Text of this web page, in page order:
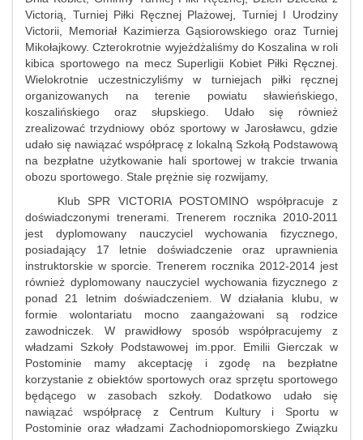
Victorią, Turniej Piłki Ręcznej Plażowej, Turniej I Urodziny
Victorii, Memoriał Kazimierza Gąsiorowskiego oraz Turniej
Mikołajkowy. Czterokrotnie wyjeżdżaliśmy do Koszalina w roli
kibica sportowego na mecz Superligii Kobiet Piłki Ręcznej.
Wielokrotnie uczestniczyliśmy w turniejach piłki ręcznej
organizowanych na terenie powiatu sławieńskiego,
koszalińskiego oraz słupskiego. Udało się również
zrealizować trzydniowy obóz sportowy w Jarosławcu, gdzie
udało się nawiązać współpracę z lokalną Szkołą Podstawową
na bezpłatne użytkowanie hali sportowej w trakcie trwania
obozu sportowego. Stale prężnie się rozwijamy,
Klub SPR VICTORIA POSTOMINO współpracuje z
doświadczonymi trenerami. Trenerem rocznika 2010-2011
jest dyplomowany nauczyciel wychowania fizycznego,
posiadający 17 letnie doświadczenie oraz uprawnienia
instruktorskie w sporcie. Trenerem rocznika 2012-2014 jest
również dyplomowany nauczyciel wychowania fizycznego z
ponad 21 letnim doświadczeniem. W działania klubu, w
formie wolontariatu mocno zaangażowani są rodzice
zawodniczek. W prawidłowy sposób współpracujemy z
władzami Szkoły Podstawowej im.ppor. Emilii Gierczak w
Postominie mamy akceptację i zgodę na bezpłatne
korzystanie z obiektów sportowych oraz sprzętu sportowego
będącego w zasobach szkoły. Dodatkowo udało się
nawiązać współpracę z Centrum Kultury i Sportu w
Postominie oraz władzami Zachodniopomorskiego Związku